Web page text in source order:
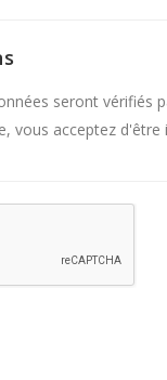
seront vérifiés
vous acceptez